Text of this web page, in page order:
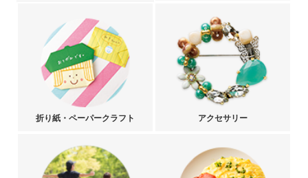
折り紙・ペーパークラフト アクセサリー